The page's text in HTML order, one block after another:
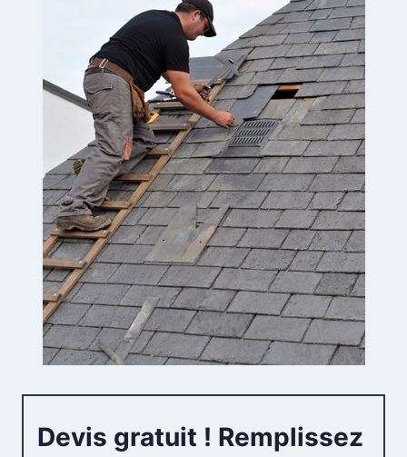
Devis gratuit ! Remplissez